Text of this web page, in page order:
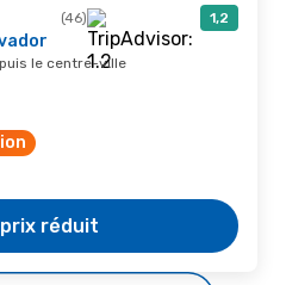
(46) 1,2
le centre-ville
réduit